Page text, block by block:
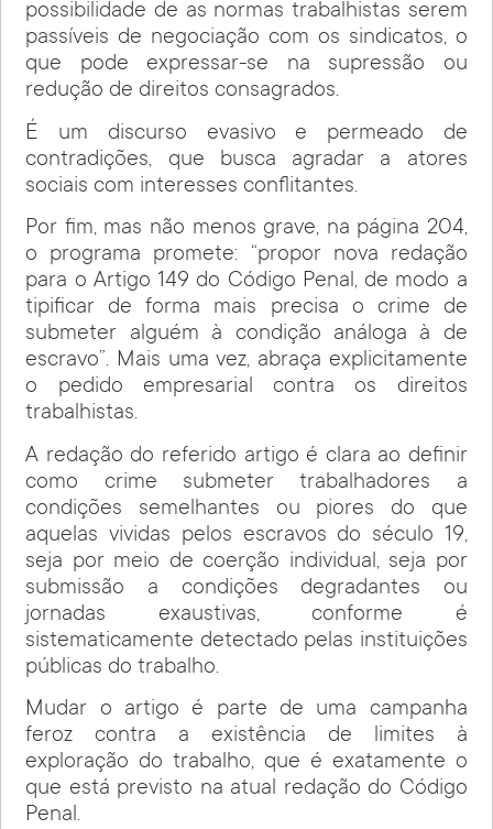
possibilidade de as normas trabalhistas serem
passíveis de negociação com os sindicatos, o
que pode expressar-se na supressão ou
redução de direitos consagrados.
É um discurso evasivo e permeado de
contradições, que busca agradar a atores
sociais com interesses conflitantes.
Por fim, mas não menos grave, na página 204,
o programa promete: “propor nova redação
para o Artigo 149 do Código Penal, de modo a
tipificar de forma mais precisa o crime de
submeter alguém à condição análoga à de
escravo”. Mais uma vez, abraça explicitamente
o pedido empresarial contra os direitos
trabalhistas.
A redação do referido artigo é clara ao definir
como crime submeter trabalhadores a
condições semelhantes ou piores do que
aquelas vividas pelos escravos do século 19,
seja por meio de coerção individual, seja por
submissão a condições degradantes ou
jornadas exaustivas, conforme é
sistematicamente detectado pelas instituições
públicas do trabalho.
Mudar o artigo é parte de uma campanha
feroz contra a existência de limites à
exploração do trabalho, que é exatamente o
que está previsto na atual redação do Código
Penal.